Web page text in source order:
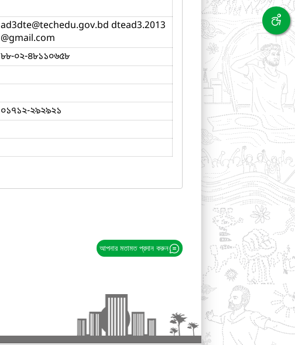
ad3dte@techedu.gov.bd dtead3.2013
@gmail.com
৮৮-০২-৪৮১১০৬৫৮
০১৭১২-২৯২৯২১
আপনার মতামত প্রদান করুন